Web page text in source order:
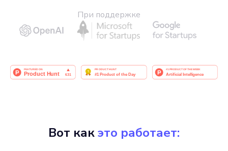
При поддержке
Вот какэто работает: